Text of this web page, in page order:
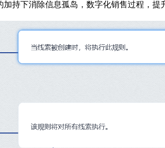
持下消除信息孤岛，数字化销售过程，提